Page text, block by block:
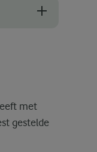
met
gestelde